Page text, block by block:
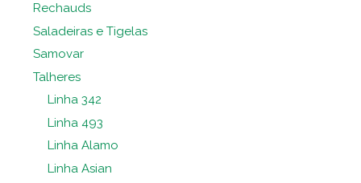
Rechauds
Saladeiras e Tigelas
Samovar
Talheres
Linha 342
Linha 493
Linha Alamo
Linha Asian